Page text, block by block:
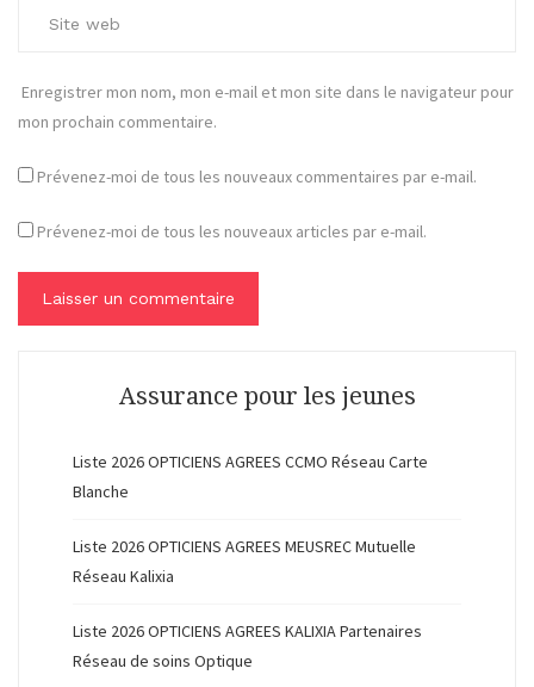
Enregistrer mon nom, mon e-mail et mon site dans le navigateur pour
mon prochain commentaire.
Prévenez-moi de tous les nouveaux commentaires par e-mail.
Prévenez-moi de tous les nouveaux articles par e-mail.
Assurance pour les jeunes
Liste 2026 OPTICIENS AGREES CCMO Réseau Carte
Blanche
Liste 2026 OPTICIENS AGREES MEUSREC Mutuelle
Réseau Kalixia
Liste 2026 OPTICIENS AGREES KALIXIA Partenaires
Réseau de soins Optique